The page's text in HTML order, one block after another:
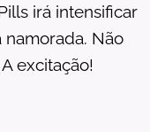
irá intensificar
namorada. Não
excitação!